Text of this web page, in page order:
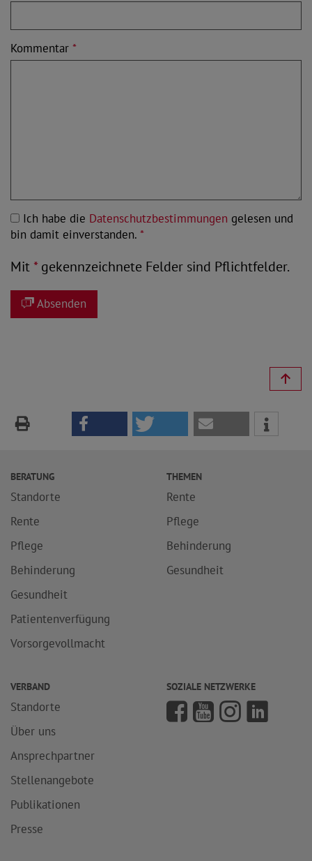
Kommentar *
Ich habe die Datenschutzbestimmungen gelesen und
bin damit einverstanden. *
Mit*gekennzeichnete Felder sind Pflichtfelder.
Absenden
BERATUNG
Standorte
Rente
Pflege
Behinderung
Gesundheit
Patientenverfügung
Vorsorgevollmacht
THEMEN
Rente
Pflege
Behinderung
Gesundheit
VERBAND
Standorte
Über uns
Ansprechpartner
Stellenangebote
Publikationen
Presse
SOZIALE NETZWERKE